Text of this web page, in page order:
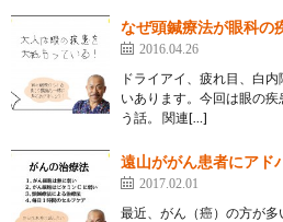
なぜ頭鍼療法が眼科の
2016.04.26
ドライアイ、疲れ目、白
いあります。今回は眼の
う話。 関連[…]
遠山ががん患者にアド
2017.02.01
最近、がん（癌）の方が